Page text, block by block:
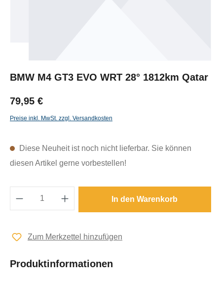
BMW M4 GT3 EVO WRT 28° 1812km Qatar
79,95 €
Preise inkl. MwSt. zzgl. Versandkosten
Diese Neuheit ist noch nicht lieferbar. Sie können
diesen Artikel gerne vorbestellen!
Produkt Anzahl: Gib den gewünschten
In den Warenkorb
Zum Merkzettel hinzufügen
Produktinformationen